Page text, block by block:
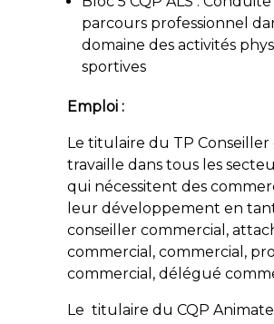
parcours professionnel
domaine des activités
sportives
Emploi :
Le titulaire du TP Conseiller
travaille dans tous les
qui nécessitent des
leur développement en
conseiller commercial,
commercial, commercial,
commercial, délégué
Le titulaire du CQP